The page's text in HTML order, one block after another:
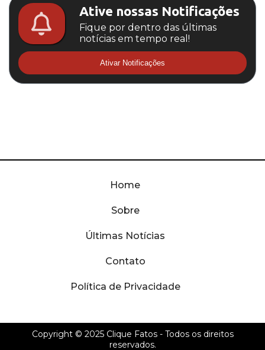
Ative nossas Notificações
Fique por dentro das últimas
notícias em tempo real!
Ativar Notificações
Home
Sobre
Últimas Notícias
Contato
Política de Privacidade
Copyright © 2025 Clique Fatos- Todos os direitos
reservados.